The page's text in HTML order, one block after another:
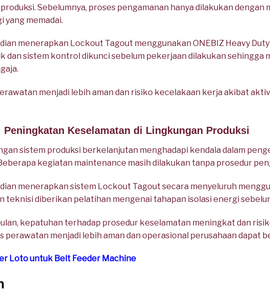
Sebelumnya, proses pengamanan hanya dilakukan dengan
yang memadai.
menerapkan Lockout Tagout menggunakan ONEBIZ Heavy
dan sistem kontrol dikunci sebelum pekerjaan dilakukan sehingga
menjadi lebih aman dan risiko kecelakaan kerja akibat
Peningkatan Keselamatan di Lingkungan Produksi
sistem produksi berkelanjutan menghadapi kendala dalam
kegiatan maintenance masih dilakukan tanpa prosedur
menerapkan sistem Lockout Tagout secara menyeluruh
teknisi diberikan pelatihan mengenai tahapan isolasi energi
kepatuhan terhadap prosedur keselamatan meningkat dan
perawatan menjadi lebih aman dan operasional perusahaan dapat
Loto untuk Belt Feeder Machine